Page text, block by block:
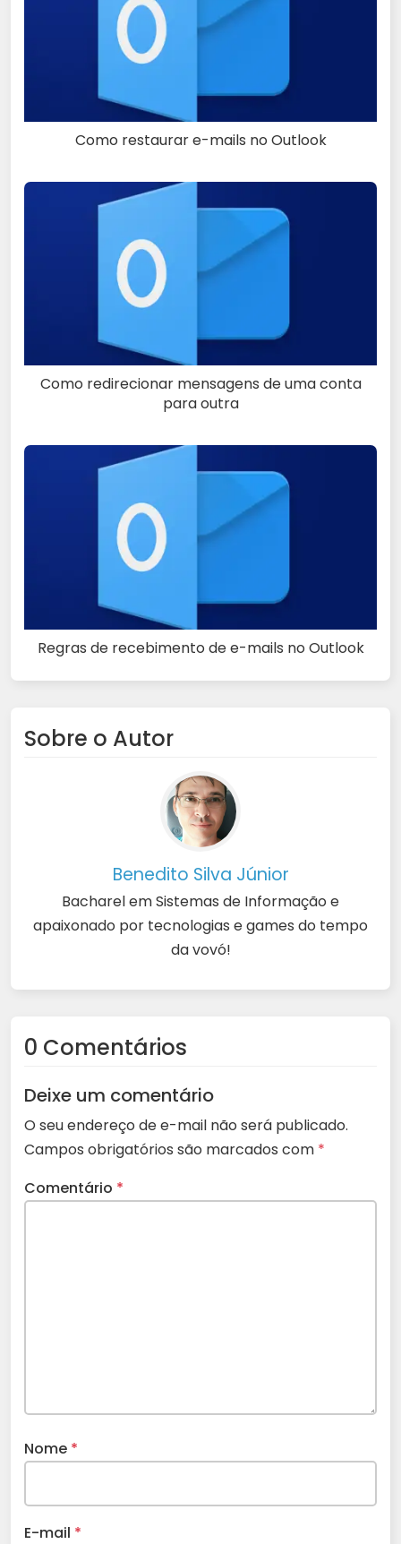
Como restaurar e-mails no Outlook
Como redirecionar mensagens de uma conta
para outra
Regras de recebimento de e-mails no Outlook
Sobre o Autor
Benedito Silva Júnior
Bacharel em Sistemas de Informação e
apaixonado por tecnologias e games do tempo
da vovó!
0 Comentários
Deixe um comentário
O seu endereço de e-mail não será publicado.
Campos obrigatórios são marcados com *
Comentário *
Nome *
E-mail *